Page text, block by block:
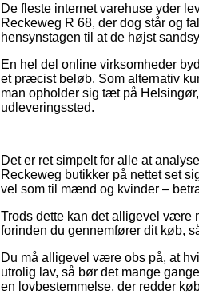
De fleste internet varehuse yder
Reckeweg R 68, der dog står og
hensynstagen til at de højst
En hel del online virksomheder
et præcist beløb. Som alternativ
man opholder sig tæt på
udleveringssted.
Det er ret simpelt for alle at
Reckeweg butikker på nettet set
vel som til mænd og kvinder –
Trods dette kan det alligevel være
forinden du gennemfører dit køb,
Du må alligevel være obs på, at
utrolig lav, så bør det mange
en lovbestemmelse, der redder